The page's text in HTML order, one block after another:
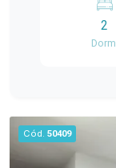
localização
opção para
mobilidade
precisa no
fácil acesso
mercados,
2
Dorm.
Cód. 50409